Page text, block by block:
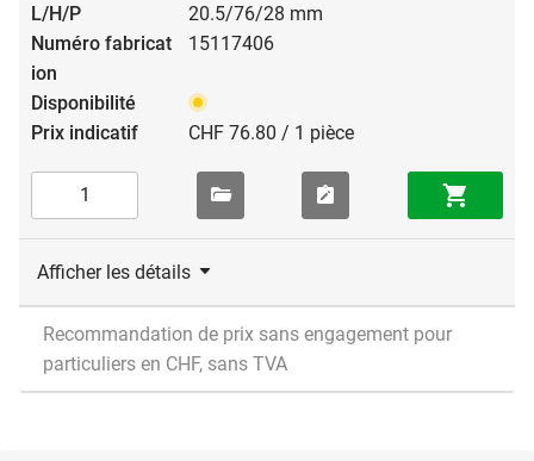
20.5/76/28 mm
15117406
CHF 76.80 / 1 pièce
Afficher les détails
Recommandation de prix sans engagement pour
particuliers en CHF, sans TVA